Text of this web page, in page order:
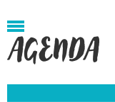
AGENDA